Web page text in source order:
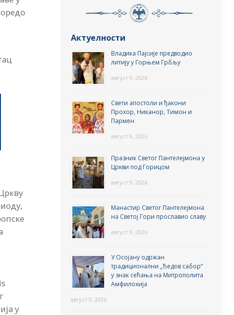
у
Актуелности
Владика Пајсије предводио
литију у Горњем Грбљу
август 9, 2026
Свети апостоли и ђакони
Прохор, Никанор, Тимон и
Пармен
август 9, 2026
Празник Светог Пантелејмона у
Цркви под Горицом
август 9, 2026
Манастир Светог Пантелејмона
на Светој Гори прославио славу
август 9, 2026
У Осојану одржан
традиционални „Ђедов сабор“
у знак сећања на Митрополита
Амфилохија
август 9, 2026